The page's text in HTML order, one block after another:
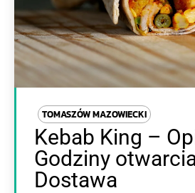
TOMASZÓW MAZOWIECKI
Kebab King –
Godziny
Dostawa